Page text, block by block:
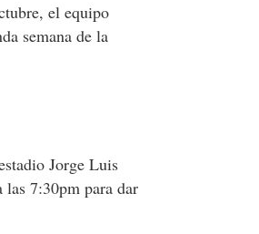
el equipo
semana de la
Jorge Luis
7:30pm para dar